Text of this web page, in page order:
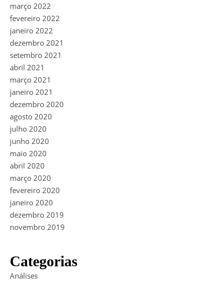
março 2022
fevereiro 2022
janeiro 2022
dezembro 2021
setembro 2021
abril 2021
março 2021
janeiro 2021
dezembro 2020
agosto 2020
julho 2020
junho 2020
maio 2020
abril 2020
março 2020
fevereiro 2020
janeiro 2020
dezembro 2019
novembro 2019
Categorias
Análises